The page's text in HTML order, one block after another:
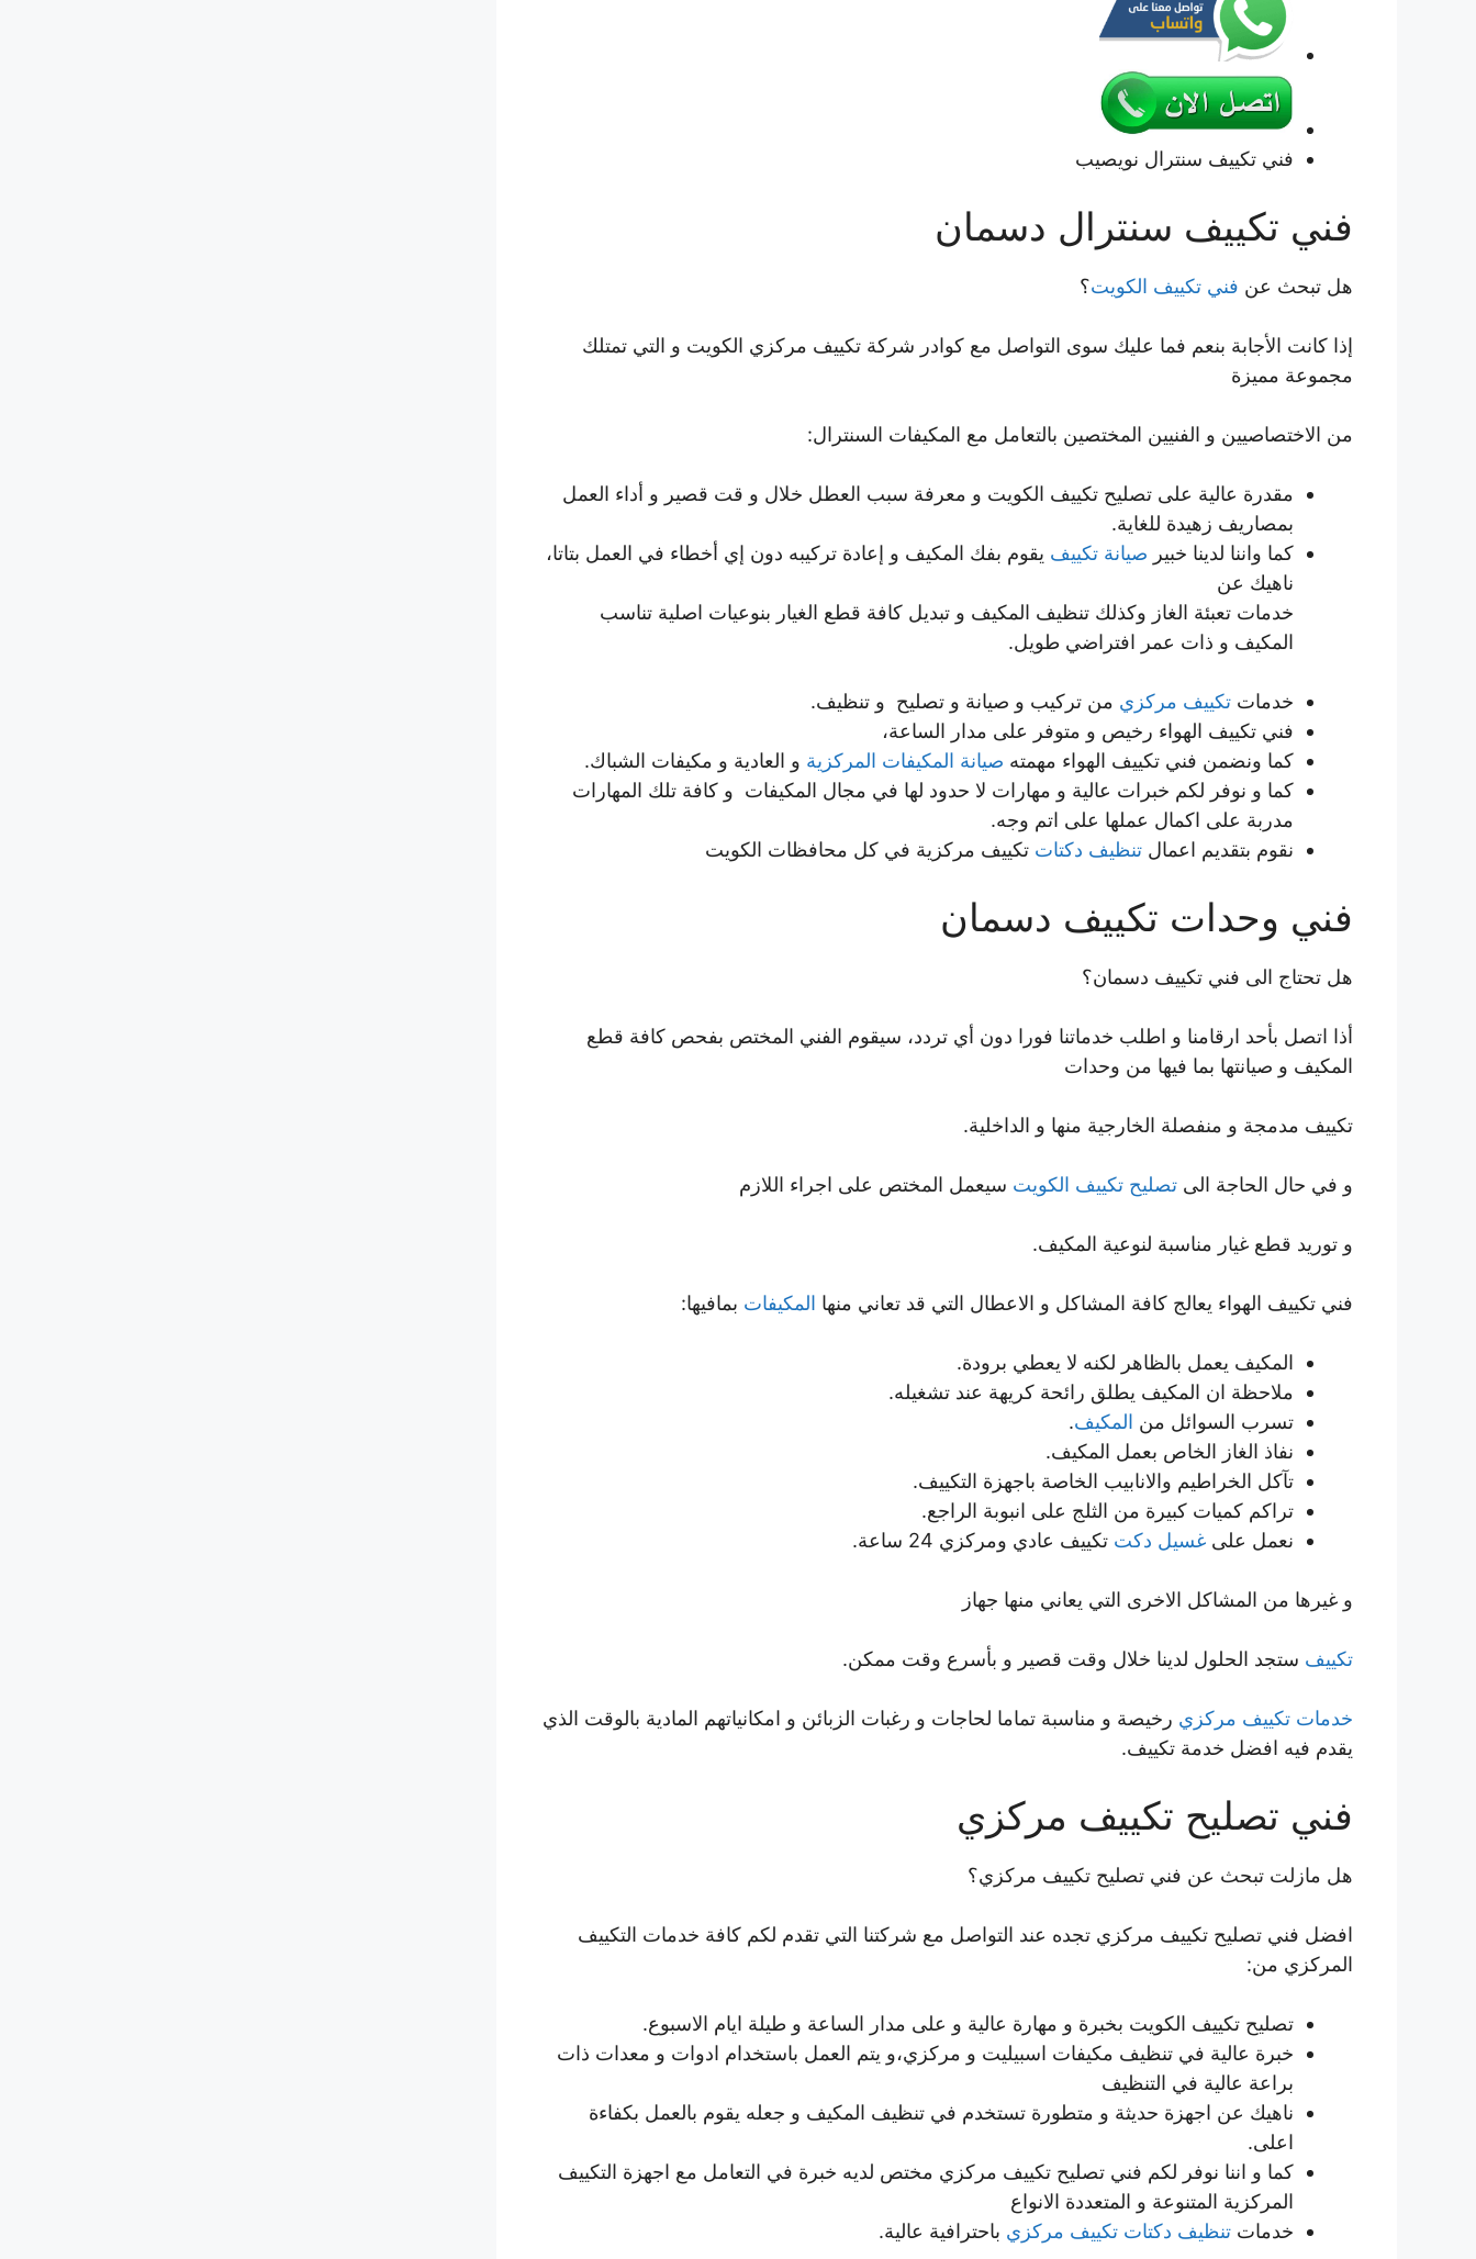
فني تكييف سنترال نويصيب
فني تكييف سنترال دسمان
هل تبحث عن فني تكييف الكويت؟
إذا كانت الأجابة بنعم فما عليك سوى التواصل مع كوادر شركة تكييف مركزي الكويت و التي تمتلك
مجموعة مميزة
من الاختصاصيين و الفنيين المختصين بالتعامل مع المكيفات السنترال:
مقدرة عالية على تصليح تكييف الكويت و معرفة سبب العطل خلال و قت قصير و أداء العمل
بمصاريف زهيدة للغاية.
كما واننا لدينا خبير صيانة تكييف يقوم بفك المكيف و إعادة تركيبه دون إي أخطاء في العمل بتاتا،
ناهيك عن
خدمات تعبئة الغاز وكذلك تنظيف المكيف و تبديل كافة قطع الغيار بنوعيات اصلية تناسب
المكيف و ذات عمر افتراضي طويل.
خدمات تكييف مركزي من تركيب و صيانة و تصليح و تنظيف.
فني تكييف الهواء رخيص و متوفر على مدار الساعة،
كما ونضمن فني تكييف الهواء مهمته صيانة المكيفات المركزية و العادية و مكيفات الشباك.
كما و نوفر لكم خبرات عالية و مهارات لا حدود لها في مجال المكيفات و كافة تلك المهارات
مدربة على اكمال عملها على اتم وجه.
نقوم بتقديم اعمال تنظيف دكتات تكييف مركزية في كل محافظات الكويت
فني وحدات تكييف دسمان
هل تحتاج الى فني تكييف دسمان؟
أذا اتصل بأحد ارقامنا و اطلب خدماتنا فورا دون أي تردد، سيقوم الفني المختص بفحص كافة قطع
المكيف و صيانتها بما فيها من وحدات
تكييف مدمجة و منفصلة الخارجية منها و الداخلية.
و في حال الحاجة الى تصليح تكييف الكويت سيعمل المختص على اجراء اللازم
و توريد قطع غيار مناسبة لنوعية المكيف.
فني تكييف الهواء يعالج كافة المشاكل و الاعطال التي قد تعاني منها المكيفات بمافيها:
المكيف يعمل بالظاهر لكنه لا يعطي برودة.
ملاحظة ان المكيف يطلق رائحة كريهة عند تشغيله.
تسرب السوائل من المكيف.
نفاذ الغاز الخاص بعمل المكيف.
تآكل الخراطيم والانابيب الخاصة باجهزة التكييف.
تراكم كميات كبيرة من الثلج على انبوبة الراجع.
نعمل على غسيل دكت تكييف عادي ومركزي 24 ساعة.
و غيرها من المشاكل الاخرى التي يعاني منها جهاز
تكييف ستجد الحلول لدينا خلال وقت قصير و بأسرع وقت ممكن.
خدمات تكييف مركزي رخيصة و مناسبة تماما لحاجات و رغبات الزبائن و امكانياتهم المادية بالوقت الذي
يقدم فيه افضل خدمة تكييف.
فني تصليح تكييف مركزي
هل مازلت تبحث عن فني تصليح تكييف مركزي؟
افضل فني تصليح تكييف مركزي تجده عند التواصل مع شركتنا التي تقدم لكم كافة خدمات التكييف
المركزي من:
تصليح تكييف الكويت بخبرة و مهارة عالية و على مدار الساعة و طيلة ايام الاسبوع.
خبرة عالية في تنظيف مكيفات اسبيليت و مركزي،و يتم العمل باستخدام ادوات و معدات ذات
براعة عالية في التنظيف
ناهيك عن اجهزة حديثة و متطورة تستخدم في تنظيف المكيف و جعله يقوم بالعمل بكفاءة
اعلى.
كما و اننا نوفر لكم فني تصليح تكييف مركزي مختص لديه خبرة في التعامل مع اجهزة التكييف
المركزية المتنوعة و المتعددة الانواع
خدمات تنظيف دكتات تكييف مركزي باحترافية عالية.